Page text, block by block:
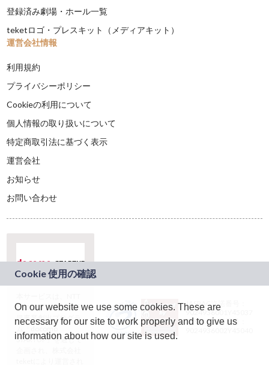
登録済み劇場・ホール一覧
teketロゴ・プレスキット（メディアキット）
運営会社情報
利用規約
プライバシーポリシー
Cookieの利用について
個人情報の取り扱いについて
特定商取引法に基づく表示
運営会社
お知らせ
お問い合わせ
ドコモグループの新
規事業創出プログラ
ム「docomo
STARTUP」を通じて
JASRAC許諾番号：
9024936001Y45037
JASRAC許諾番号：
On our website we use some cookies. These are
necessary for our site to work properly and to give us
information about how our site is used.